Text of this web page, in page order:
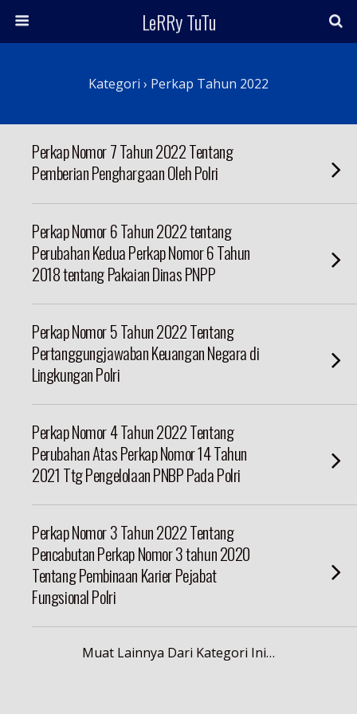
LeRRy TuTu
Kategori › Perkap Tahun 2022
Perkap Nomor 7 Tahun 2022 Tentang
Pemberian Penghargaan Oleh Polri
Perkap Nomor 6 Tahun 2022 tentang
Perubahan Kedua Perkap Nomor 6 Tahun
2018 tentang Pakaian Dinas PNPP
Perkap Nomor 5 Tahun 2022 Tentang
Pertanggungjawaban Keuangan Negara di
Lingkungan Polri
Perkap Nomor 4 Tahun 2022 Tentang
Perubahan Atas Perkap Nomor 14 Tahun
2021 Ttg Pengelolaan PNBP Pada Polri
Perkap Nomor 3 Tahun 2022 Tentang
Pencabutan Perkap Nomor 3 tahun 2020
Tentang Pembinaan Karier Pejabat
Fungsional Polri
Muat Lainnya Dari Kategori Ini…